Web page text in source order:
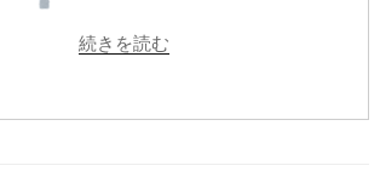
“進
よ
続きを読む